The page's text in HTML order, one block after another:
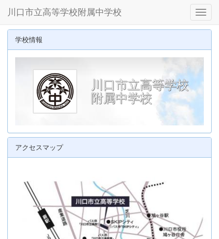
川口市立高等学校附属中学校
学校情報
川口市立高等学校
附属中学校
アクセスマップ